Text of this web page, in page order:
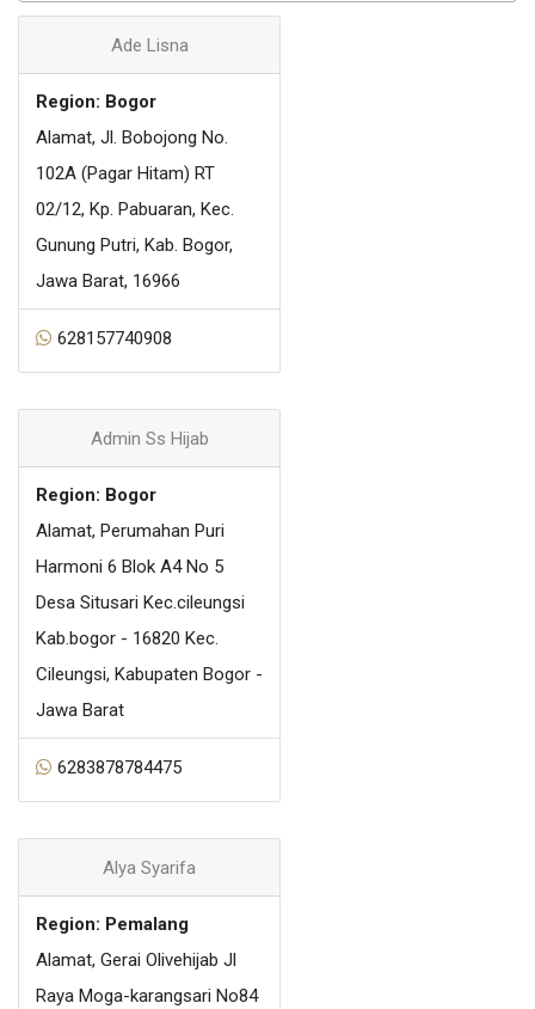
Ade Lisna
Region: Bogor
Alamat, Jl. Bobojong No.
102A (Pagar Hitam) RT
02/12, Kp. Pabuaran, Kec.
Gunung Putri, Kab. Bogor,
Jawa Barat, 16966
628157740908
Admin Ss Hijab
Region: Bogor
Alamat, Perumahan Puri
Harmoni 6 Blok A4 No 5
Desa Situsari Kec.cileungsi
Kab.bogor - 16820 Kec.
Cileungsi, Kabupaten Bogor -
Jawa Barat
6283878784475
Alya Syarifa
Region: Pemalang
Alamat, Gerai Olivehijab Jl
Raya Moga-karangsari No84